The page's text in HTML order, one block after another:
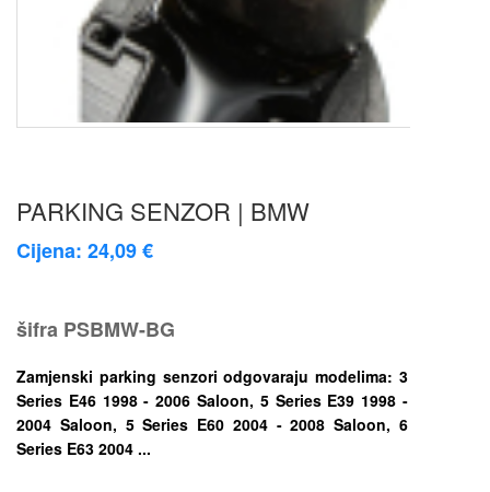
PARKING SENZOR | BMW
Cijena: 24,09 €
šifra PSBMW-BG
Zamjenski parking senzori odgovaraju modelima: 3
Series E46 1998 - 2006 Saloon, 5 Series E39 1998 -
2004 Saloon, 5 Series E60 2004 - 2008 Saloon, 6
Series E63 2004 ...